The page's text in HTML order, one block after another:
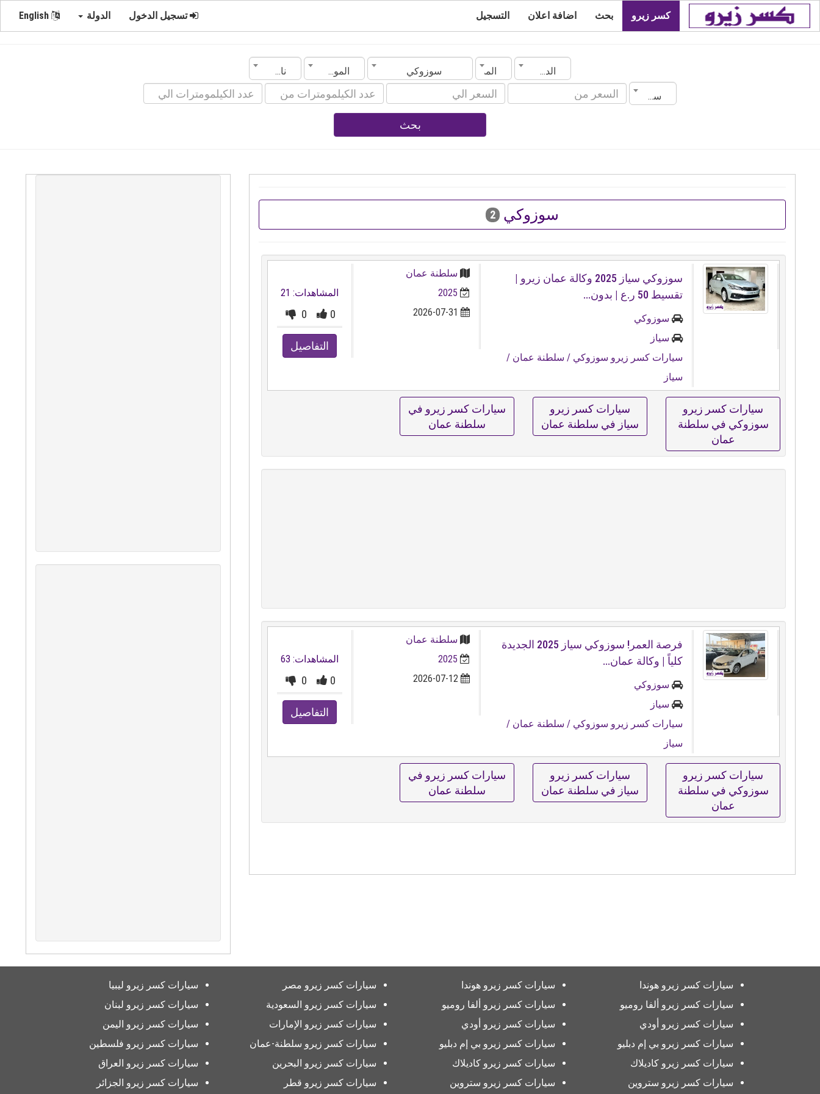
كسر زيرو بحث اضافة اعلان التسجيل تسجيل الدخول الدولة
الدولة المدينة سوزوكي الموديل ناقل الحركة
سنة الصنع
بحث
سوزوكي 2
سوزوكي سياز 2025 وكالة عمان زيرو |
تقسيط 50 ر.ع | بدون...
سوزوكي
سياز
سيارات كسر زيرو سوزوكي / سلطنة عمان /
سياز
سلطنة عمان
2025
2026-07-31
المشاهدات: 21
0
0
التفاصيل
سيارات كسر زيرو
سوزوكي في سلطنة
عمان
سيارات كسر زيرو
سياز في سلطنة عمان
سيارات كسر زيرو في
سلطنة عمان
فرصة العمر! سوزوكي سياز 2025 الجديدة
كلياً | وكالة عمان...
سوزوكي
سياز
سيارات كسر زيرو سوزوكي / سلطنة عمان /
سياز
سلطنة عمان
2025
2026-07-12
المشاهدات: 63
0
0
التفاصيل
سيارات كسر زيرو
سوزوكي في سلطنة
عمان
سيارات كسر زيرو
سياز في سلطنة عمان
سيارات كسر زيرو في
سلطنة عمان
سيارات كسر زيرو هوندا
سيارات كسر زيرو ألفا روميو
سيارات كسر زيرو أودي
سيارات كسر زيرو بي إم دبليو
سيارات كسر زيرو كاديلاك
سيارات كسر زيرو ستروين
سيارات كسر زيرو هوندا
سيارات كسر زيرو ألفا روميو
سيارات كسر زيرو أودي
سيارات كسر زيرو بي إم دبليو
سيارات كسر زيرو كاديلاك
سيارات كسر زيرو ستروين
سيارات كسر زيرو مصر
سيارات كسر زيرو السعودية
سيارات كسر زيرو الإمارات
سيارات كسر زيرو سلطنة-عمان
سيارات كسر زيرو البحرين
سيارات كسر زيرو قطر
سيارات كسر زيرو ليبيا
سيارات كسر زيرو لبنان
سيارات كسر زيرو اليمن
سيارات كسر زيرو فلسطين
سيارات كسر زيرو العراق
سيارات كسر زيرو الجزائر